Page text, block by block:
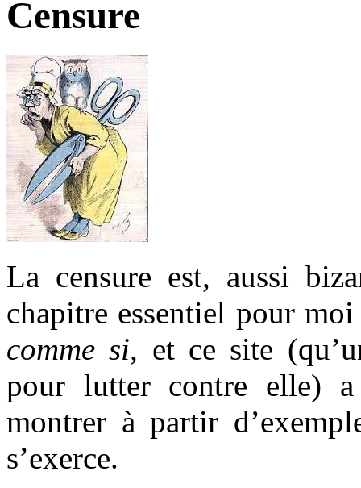
Censure
La censure est, aussi
chapitre essentiel pour
comme si, et ce site
pour lutter contre elle)
montrer à partir
s’exerce.